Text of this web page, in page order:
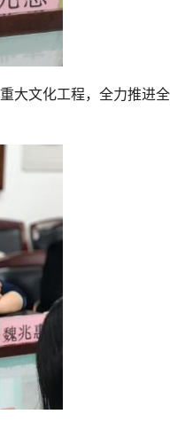
文化工程，全力推进全